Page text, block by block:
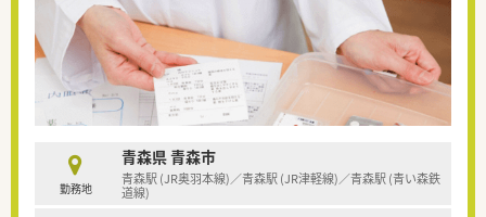
勤務地
青森県 青森市
青森駅 (JR奥羽本線)／青森駅 (JR津軽線)／青森駅 (青い森鉄
道線)